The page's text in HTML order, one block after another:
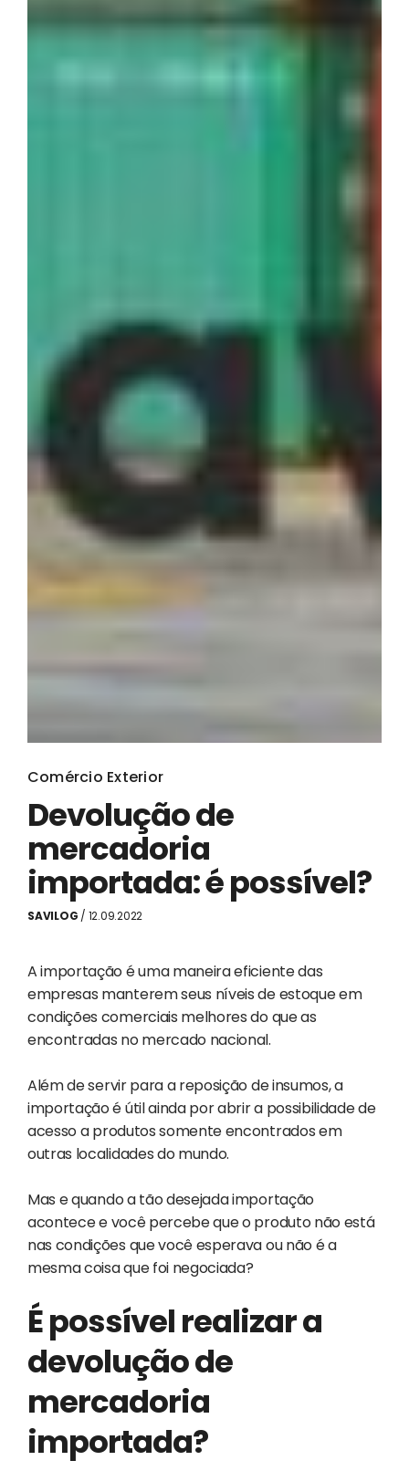
Comércio Exterior
Devolução de
mercadoria
importada: é possível?
SAVILOG / 12.09.2022
A importação é uma maneira eficiente das
empresas manterem seus níveis de estoque em
condições comerciais melhores do que as
encontradas no mercado nacional.
Além de servir para a reposição de insumos, a
importação é útil ainda por abrir a possibilidade de
acesso a produtos somente encontrados em
outras localidades do mundo.
Mas e quando a tão desejada importação
acontece e você percebe que o produto não está
nas condições que você esperava ou não é a
mesma coisa que foi negociada?
É possível realizar a
devolução de
mercadoria
importada?